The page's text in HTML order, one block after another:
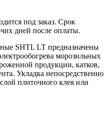
под заказ. Срок
дней после оплаты.
SHTL LT предназначены
морозильных
продукции, катков,
Укладка непосредственно
плиточного клея или